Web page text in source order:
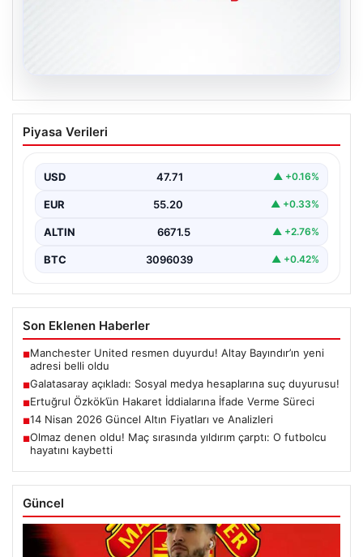
Galatasaray açıkladı: Sosyal medya
hesaplarına suç duyurusu!
Hukuki Adım Attı”, “content”: “ Galatasaray Spor…
Piyasa Verileri
USD 47.71 ▲ +0.16%
EUR 55.20 ▲ +0.33%
ALTIN 6671.5 ▲ +2.76%
BTC 3096039 ▲ +0.42%
Son Eklenen Haberler
■Manchester United resmen duyurdu! Altay Bayındır’ın yeni
adresi belli oldu
■Galatasaray açıkladı: Sosyal medya hesaplarına suç duyurusu!
■Ertuğrul Özkök’ün Hakaret İddialarına İfade Verme Süreci
■14 Nisan 2026 Güncel Altın Fiyatları ve Analizleri
■Olmaz denen oldu! Maç sırasında yıldırım çarptı: O futbolcu
hayatını kaybetti
Güncel